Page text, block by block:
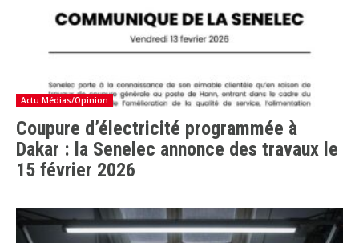
Actu Médias/Opinion
Coupure d’électricité programmée à
Dakar : la Senelec annonce des travaux le
15 février 2026